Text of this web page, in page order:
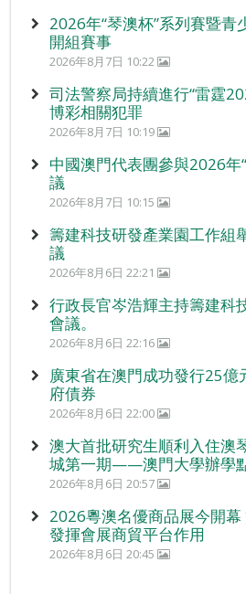
2026年“琴澳杯”系列賽暨青
開組賽事
2026年8月7日 10:22
司法警察局持續進行“雷霆
博彩相關犯罪
2026年8月7日 10:19
中國澳門代表團參與2026年
議
2026年8月7日 10:15
籌建科技研發產業園工作組
議
2026年8月6日 22:21
行政長官岑浩輝主持籌建科
會議。
2026年8月6日 22:16
廣東省在澳門成功發行25億
府債券
2026年8月6日 22:00
澳大首批研究生順利入住澳
城第一期——澳門大學辦學點
2026年8月6日 20:57
2026粵澳名優商品展今開
發揮會展商貿平台作用
2026年8月6日 20:45